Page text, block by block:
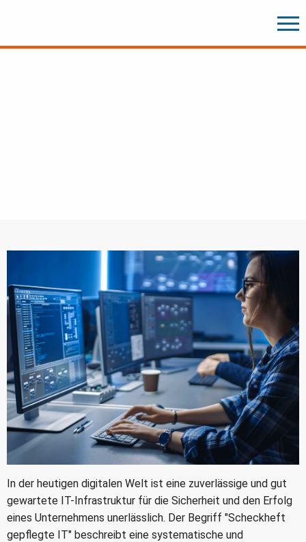
In der heutigen digitalen Welt ist eine zuverlässige und gut
gewartete IT-Infrastruktur für die Sicherheit und den Erfolg
eines Unternehmens unerlässlich. Der Begriff "Scheckheft
gepflegte IT" beschreibt eine systematische und